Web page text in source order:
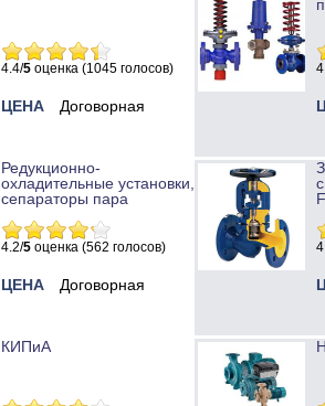
4.4/5 оценка (1045 голосов)
ЦЕНА Договорная
Редукционно-
охладительные установки,
сепараторы пара
4.2/5 оценка (562 голосов)
ЦЕНА Договорная
КИПиА